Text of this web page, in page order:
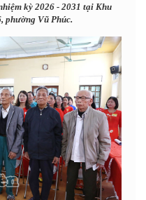
kỳ 2026 - 2031 tại Khu
phường Vũ Phúc.